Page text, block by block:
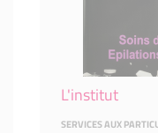
L'institut
SERVICES AUX